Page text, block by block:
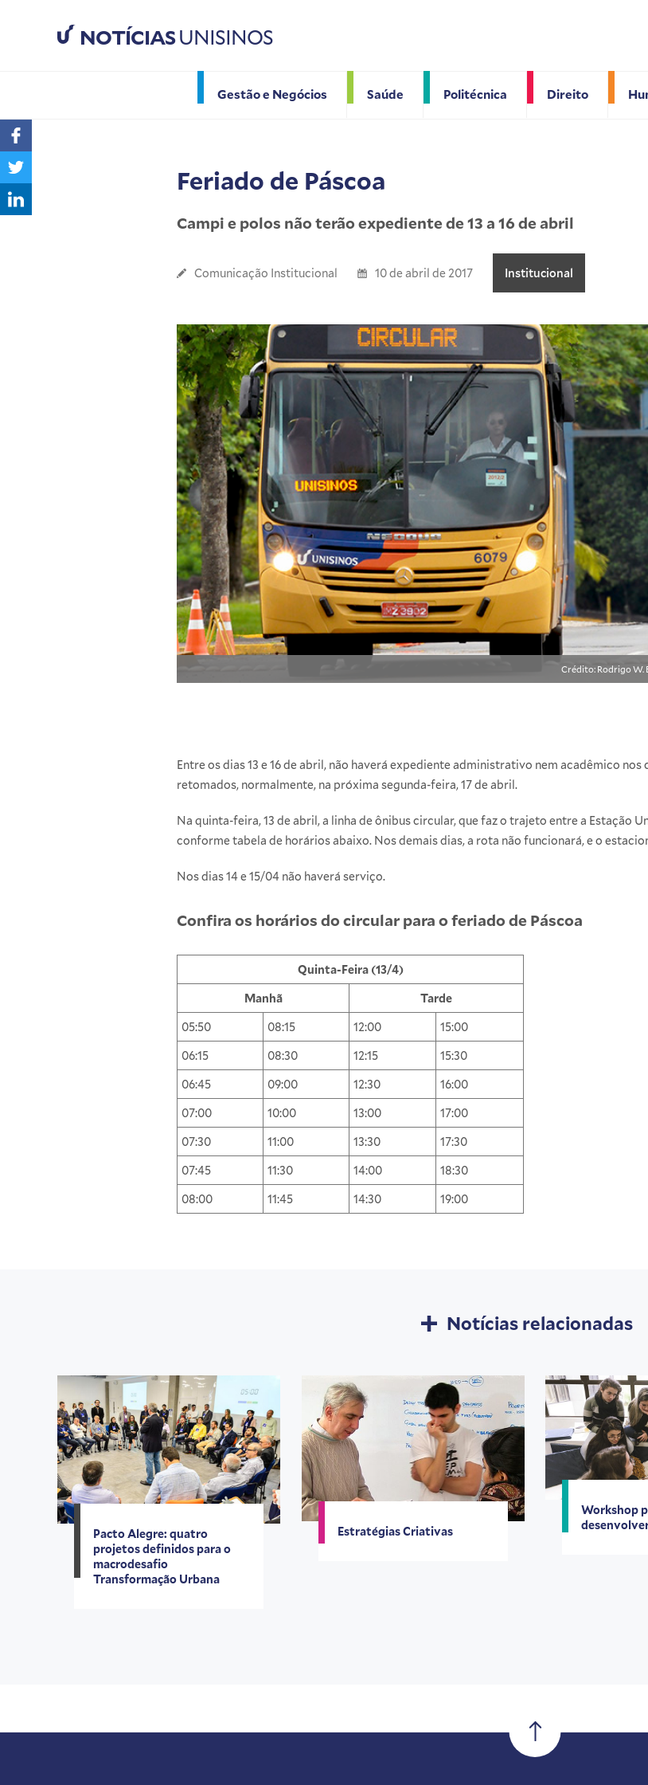
NOTÍCIASUNISINOS
Gestão e Negócios Saúde Politécnica Direito
Feriado de Páscoa
Campi e polos não terão expediente de 13 a 16 de abril
Comunicação Institucional 10 de abril de 2017 Institucional
Crédito: Rodrigo W.
Entre os dias 13 e 16 de abril, não haverá expediente administrativo nem acadêmico
retomados, normalmente, na próxima segunda-feira, 17 de abril.
Na quinta-feira, 13 de abril, a linha de ônibus circular, que faz o trajeto entre a Estação
conforme tabela de horários abaixo. Nos demais dias, a rota não funcionará, e o
Nos dias 14 e 15/04 não haverá serviço.
Confira os horários do circular para o feriado de Páscoa
Quinta-Feira (13/4)
Manhã
Tarde
05:50
08:15 12:00
15:00
06:15
08:30 12:15
15:30
06:45
09:00 12:30
16:00
07:00
10:00 13:00
17:00
07:30
11:00 13:30
17:30
07:45
11:30 14:00
18:30
08:00
11:45 14:30 19:00
Notícias relacionadas
Pacto Alegre: quatro
projetos definidos para o
macrodesafio
Transformação Urbana
Estratégias Criativas
Workshop